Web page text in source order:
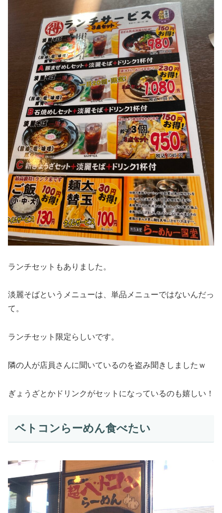
ランチセットもありました。
淡麗そばというメニューは、単品メニューではないんだっ
て。
ランチセット限定らしいです。
隣の人が店員さんに聞いているのを盗み聞きしましたｗ
ぎょうざとかドリンクがセットになっているのも嬉しい！
ベトコンらーめん食べたい